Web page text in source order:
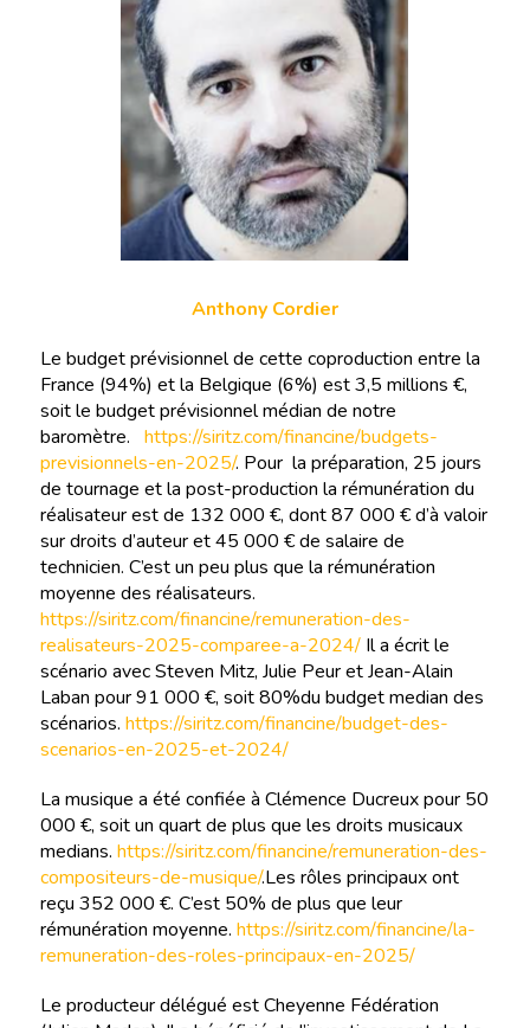
Anthony Cordier
Le budget prévisionnel de cette coproduction entre la
France (94%) et la Belgique (6%) est 3,5 millions €,
soit le budget prévisionnel médian de notre
baromètre. https://siritz.com/financine/budgets-
previsionnels-en-2025/. Pour la préparation, 25 jours
de tournage et la post-production la rémunération du
réalisateur est de 132 000 €, dont 87 000 € d’à valoir
sur droits d’auteur et 45 000 € de salaire de
technicien. C’est un peu plus que la rémunération
moyenne des réalisateurs.
https://siritz.com/financine/remuneration-des-
realisateurs-2025-comparee-a-2024/ Il a écrit le
scénario avec Steven Mitz, Julie Peur et Jean-Alain
Laban pour 91 000 €, soit 80%du budget median des
scénarios. https://siritz.com/financine/budget-des-
scenarios-en-2025-et-2024/
La musique a été confiée à Clémence Ducreux pour 50
000 €, soit un quart de plus que les droits musicaux
medians. https://siritz.com/financine/remuneration-des-
compositeurs-de-musique/.Les rôles principaux ont
reçu 352 000 €. C’est 50% de plus que leur
rémunération moyenne. https://siritz.com/financine/la-
remuneration-des-roles-principaux-en-2025/
Le producteur délégué est Cheyenne Fédération